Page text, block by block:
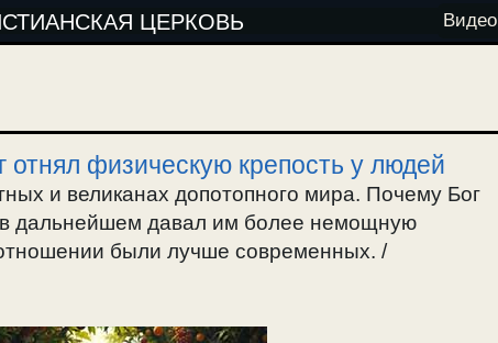
ЦЕРКОВЬ Видео
физическую крепость у людей
и великанах допотопного мира. Почему Бог
дальнейшем давал им более немощную
были лучше современных. /